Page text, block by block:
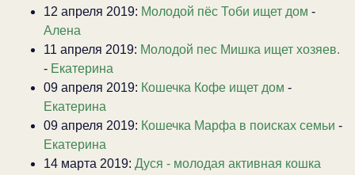
12 апреля 2019: Молодой пёс Тоби ищет дом -
Алена
11 апреля 2019: Молодой пес Мишка ищет хозяев.
- Екатерина
09 апреля 2019: Кошечка Кофе ищет дом -
Екатерина
09 апреля 2019: Кошечка Марфа в поисках семьи -
Екатерина
14 марта 2019: Дуся - молодая активная кошка